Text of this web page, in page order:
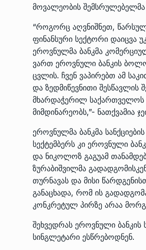
მოვალეობის შემსრულებელმა
“როგორც აღვნიშნეთ,
ფინანსური სექტორი დაიცვა
ეროვნულმა ბანკმა
ვართ ეროვნული ბანკის
ცვლის. ჩვენ ვაპირებთ ამ
და ზედმიწევნითი შესწავლის
მხარდაჭერილ საქართველოს
მიმდინარეობს,”- ნათქვამია
ეროვნულმა ბანკმა
სექტემბერს კი ეროვნული
და ნიკოლოზ გაგუამ
ზურაბიშვილმა
თურნავას და მისი
განაცხადა, რომ ის
კონკრეტულ პირზე არაა
შეხვედრას ეროვნული ბანკის
სინგლეტარი ესწრებოდნენ.